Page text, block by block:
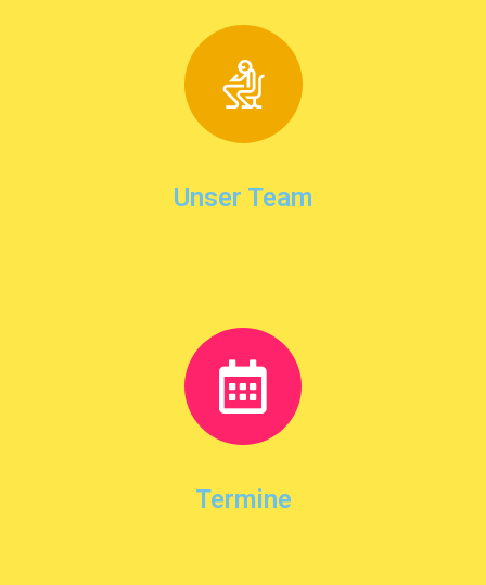
Unser Team
Termine